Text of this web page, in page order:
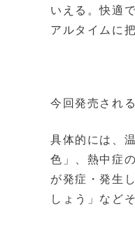
いえる。快適
アルタイムに
今回発売され
具体的には、
色」、熱中症
が発症・発生
しょう」など